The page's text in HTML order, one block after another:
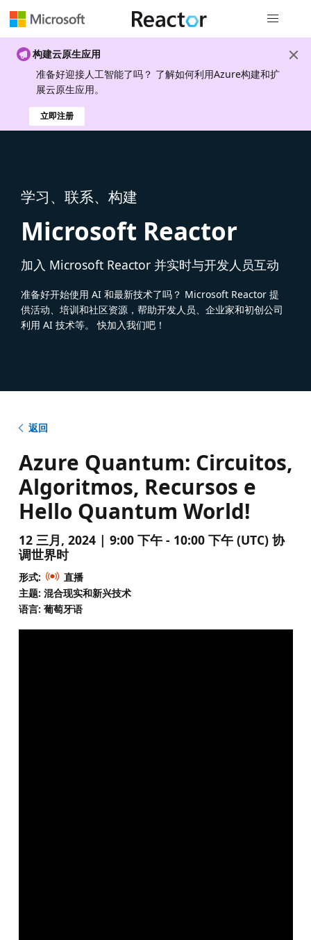
构建云原生应用
准备好迎接人工智能了吗？ 了解如何利用Azure构建和扩
展云原生应用。
立即注册
学习、联系、构建
Microsoft Reactor
加入 Microsoft Reactor 并实时与开发人员互动
准备好开始使用 AI 和最新技术了吗？ Microsoft Reactor 提
供活动、培训和社区资源，帮助开发人员、企业家和初创公司
利用 AI 技术等。 快加入我们吧！
返回
Azure Quantum: Circuitos,
Algoritmos, Recursos e
Hello Quantum World!
12 三月, 2024 | 9:00 下午 - 10:00 下午 (UTC) 协
调世界时
形式:
直播
主题: 混合现实和新兴技术
语言: 葡萄牙语